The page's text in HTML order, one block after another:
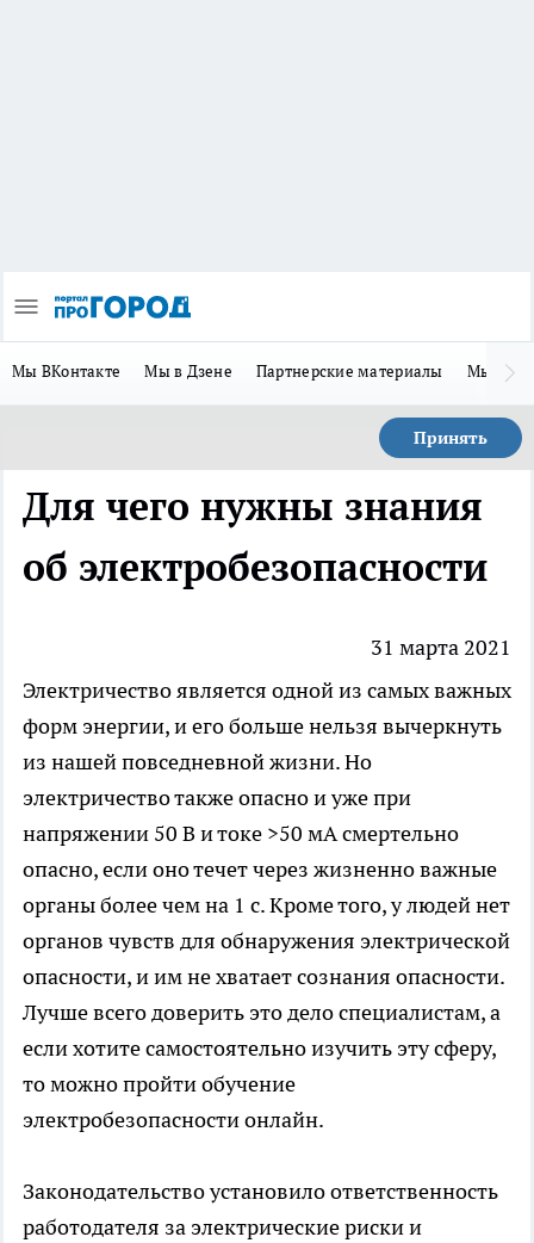
Мы ВКонтакте Мы в Дзене Партнерские материалы Мы в
Принять
Для чего нужны знания
об электробезопасности
31 марта 2021
Электричество является одной из самых важных
форм энергии, и его больше нельзя вычеркнуть
из нашей повседневной жизни. Но
электричество также опасно и уже при
напряжении 50 В и токе >50 мА смертельно
опасно, если оно течет через жизненно важные
органы более чем на 1 с. Кроме того, у людей нет
органов чувств для обнаружения электрической
опасности, и им не хватает сознания опасности.
Лучше всего доверить это дело специалистам, а
если хотите самостоятельно изучить эту сферу,
то можно пройтиобучение
электробезопасности онлайн.
Законодательство установило ответственность
работодателя за электрические риски и